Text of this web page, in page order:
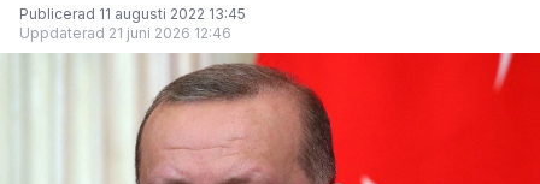
Publicerad 11 augusti 2022 13:45
Uppdaterad 21 juni 2026 12:46